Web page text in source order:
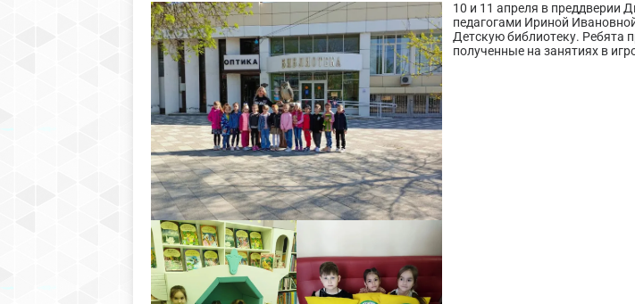
10 и 11 апреля в преддверии
педагогами Ириной
Детскую библиотеку. Ребята
полученные на занятиях в